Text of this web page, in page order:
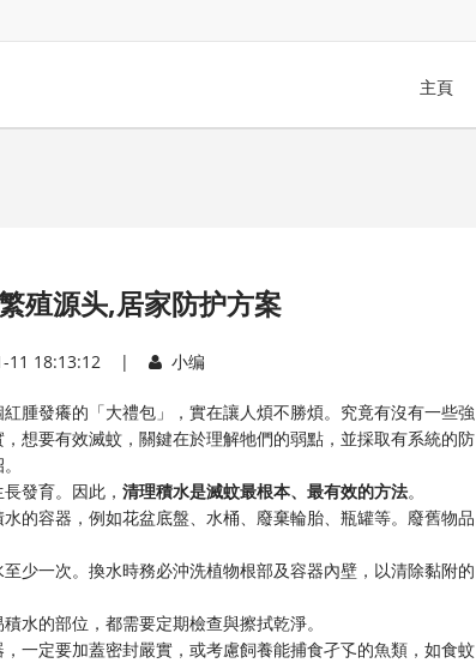
主頁
殖源头,居家防护方案
11 18:13:12 | 小编
腫發癢的「大禮包」，實在讓人煩不勝煩。究竟有沒有一些強
想要有效滅蚊，關鍵在於理解牠們的弱點，並採取有系統的防
發育。因此， 清理積水是滅蚊最根本、最有效的方法。
的容器，例如花盆底盤、水桶、廢棄輪胎、瓶罐等。廢舊物品
少一次。換水時務必沖洗植物根部及容器內壁，以清除黏附的
水的部位，都需要定期檢查與擦拭乾淨。
一定要加蓋密封嚴實，或考慮飼養能捕食孑孓的魚類，如食蚊